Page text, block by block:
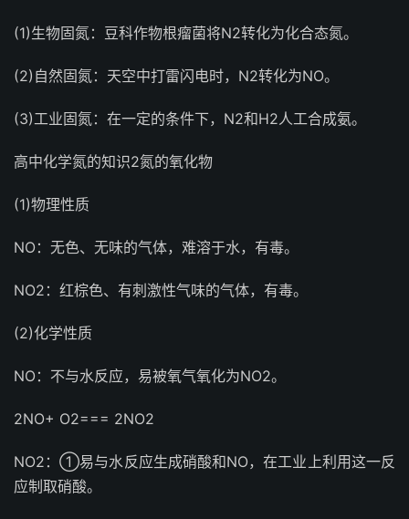
(1)生物固氮：豆科作物根瘤菌将N2转化为化合态氮。
(2)自然固氮：天空中打雷闪电时，N2转化为NO。
(3)工业固氮：在一定的条件下，N2和H2人工合成氨。
高中化学氮的知识2氮的氧化物
(1)物理性质
NO：无色、无味的气体，难溶于水，有毒。
NO2：红棕色、有刺激性气味的气体，有毒。
(2)化学性质
NO：不与水反应，易被氧气氧化为NO2。
2NO+ O2=== 2NO2
NO2：①易与水反应生成硝酸和NO，在工业上利用这一反
应制取硝酸。